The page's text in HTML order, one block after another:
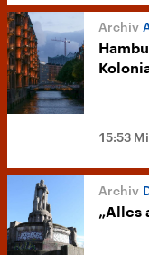
15:53
„Alles